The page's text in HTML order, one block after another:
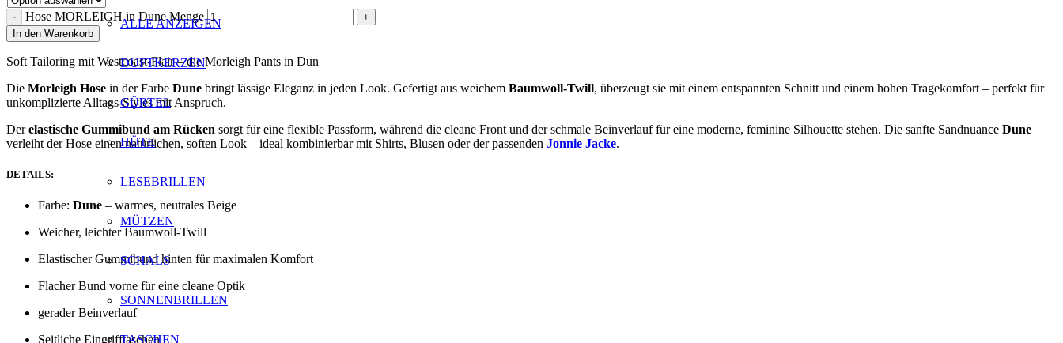
ALLE ANZEIGEN
DUFTKERZEN
GÜRTEL
HÜTE
LESEBRILLEN
MÜTZEN
SCHALS
SONNENBRILLEN
TASCHEN
Hose MORLEIGH in Dune Menge
In den Warenkorb
Soft Tailoring mit Westcoast-Flair – die Morleigh Pants in Dun
Die Morleigh Hose in der Farbe Dune bringt lässige Eleganz in jeden Look. Gefertigt aus weichem Baumwoll-Twill, überzeugt sie mit einem entspannten Schnitt und einem hohen Tragekomfort – perfekt für
unkomplizierte Alltags-Styles mit Anspruch.
Derelastische Gummibund am Rücken sorgt für eine flexible Passform, während die cleane Front und der schmale Beinverlauf für eine moderne, feminine Silhouette stehen. Die sanfte Sandnuance Dune
verleiht der Hose einen natürlichen, soften Look – ideal kombinierbar mit Shirts, Blusen oder der passenden Jonnie Jacke.
DETAILS:
Farbe: Dune – warmes, neutrales Beige
Weicher, leichter Baumwoll-Twill
Elastischer Gummibund hinten für maximalen Komfort
Flacher Bund vorne für eine cleane Optik
gerader Beinverlauf
Seitliche Eingrifftaschen